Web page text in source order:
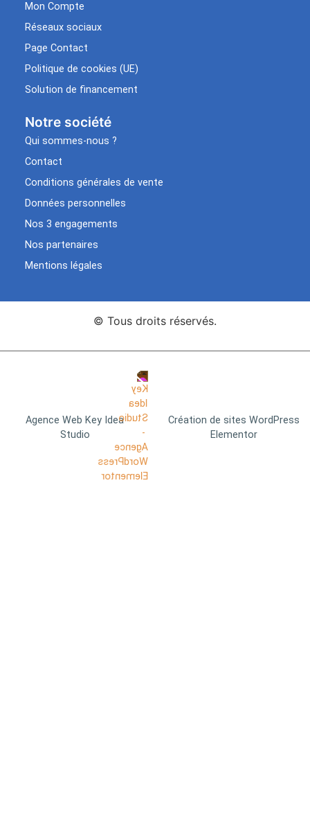
Mon Compte
Réseaux sociaux
Page Contact
Politique de cookies (UE)
Solution de financement
Notre société
Qui sommes-nous ?
Contact
Conditions générales de vente
Données personnelles
Nos 3 engagements
Nos partenaires
Mentions légales
© Tous droits réservés.
Agence Web Key Idea
Studio
Création de sites WordPress
Elementor